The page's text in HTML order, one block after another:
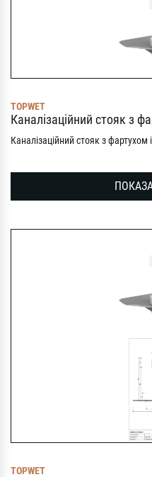
TOPWET
Каналізаційний стояк з
Каналізаційний стояк з
TOPWET